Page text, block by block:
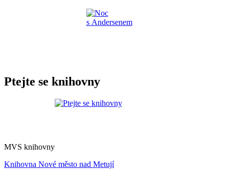
Ptejte se knihovny
MVS knihovny
Knihovna Nové město nad Metují